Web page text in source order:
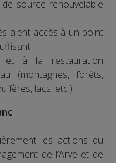
de source renouvelable
aient accès à un point
et à la restauration
(montagnes, forêts,
lacs, etc.)
les actions du
de l’Arve et de